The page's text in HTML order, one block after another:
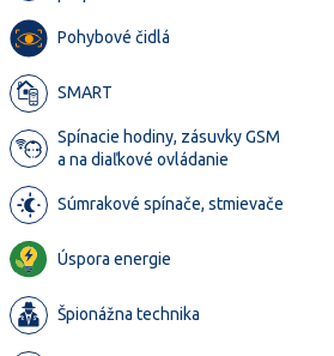
Pohybové čidlá
SMART
Spínacie hodiny, zásuvky GSM
a na diaľkové ovládanie
Súmrakové spínače, stmievače
Úspora energie
Špionážna technika